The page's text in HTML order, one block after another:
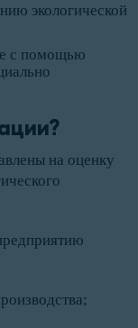
экологической
с помощью
на оценку